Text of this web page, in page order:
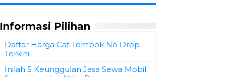
Informasi Pilihan
Daftar Harga Cat Tembok No Drop
Terkini
Inilah 5 Keunggulan Jasa Sewa Mobil